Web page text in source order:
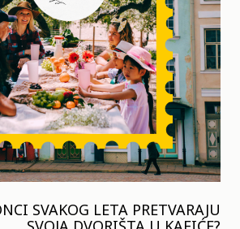
SVAKOG LETA PRETVARAJU